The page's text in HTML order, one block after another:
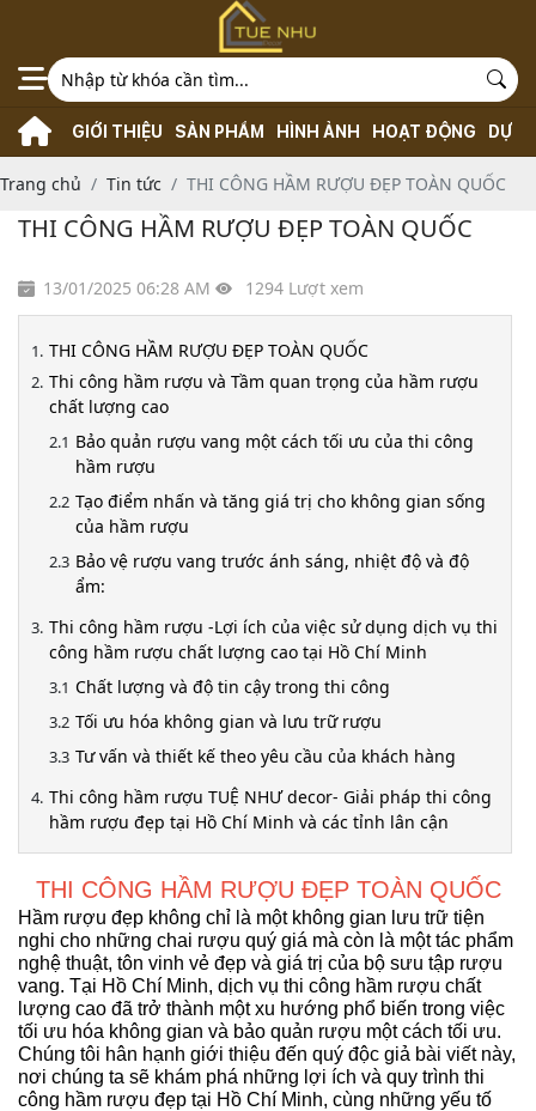
GIỚI THIỆU SẢN PHẨM HÌNH ẢNH HOẠT ĐỘNG DỰ
Trang chủ Tin tức THI CÔNG HẦM RƯỢU ĐẸP TOÀN QUỐC
THI CÔNG HẦM RƯỢU ĐẸP TOÀN QUỐC
13/01/2025 06:28 AM 1294 Lượt xem
THI CÔNG HẦM RƯỢU ĐẸP TOÀN QUỐC
Thi công hầm rượu và Tầm quan trọng của hầm rượu
chất lượng cao
Bảo quản rượu vang một cách tối ưu của thi công
hầm rượu
Tạo điểm nhấn và tăng giá trị cho không gian sống
của hầm rượu
Bảo vệ rượu vang trước ánh sáng, nhiệt độ và độ
ẩm:
Thi công hầm rượu -Lợi ích của việc sử dụng dịch vụ thi
công hầm rượu chất lượng cao tại Hồ Chí Minh
Chất lượng và độ tin cậy trong thi công
Tối ưu hóa không gian và lưu trữ rượu
Tư vấn và thiết kế theo yêu cầu của khách hàng
Thi công hầm rượu TUỆ NHƯ decor- Giải pháp thi công
hầm rượu đẹp tại Hồ Chí Minh và các tỉnh lân cận
THI CÔNG HẦM RƯỢU ĐẸP TOÀN QUỐC
Hầm rượu đẹp không chỉ là một không gian lưu trữ tiện
nghi cho những chai rượu quý giá mà còn là một tác phẩm
nghệ thuật, tôn vinh vẻ đẹp và giá trị của bộ sưu tập rượu
vang. Tại Hồ Chí Minh, dịch vụ thi công hầm rượu chất
lượng cao đã trở thành một xu hướng phổ biến trong việc
tối ưu hóa không gian và bảo quản rượu một cách tối ưu.
Chúng tôi hân hạnh giới thiệu đến quý độc giả bài viết này,
nơi chúng ta sẽ khám phá những lợi ích và quy trình thi
công hầm rượu đẹp tại Hồ Chí Minh, cùng những yếu tố